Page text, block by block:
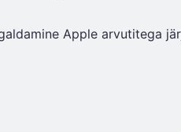
Apple arvutitega